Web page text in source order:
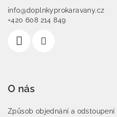
info@doplnkyprokaravany.cz
+420 608 214 849
O nás
Způsob objednání a